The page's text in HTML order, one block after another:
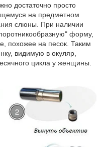
достаточно просто
на предметном
слюны. При наличии
форму,
похожее на песок. Таким
видимую в окуляр,
цикла у женщины.